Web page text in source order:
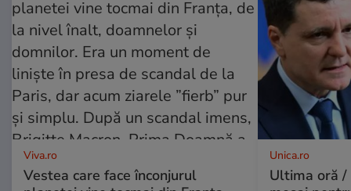
Viva.ro
Vestea care face înconjurul
Unica.ro
Ultima oră /